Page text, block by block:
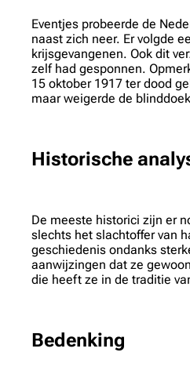
Eventjes probeerde de
naast zich neer. Er volgde
krijsgevangenen. Ook dit
zelf had gesponnen.
15 oktober 1917 ter dood
maar weigerde de
Historische
De meeste historici zijn er
slechts het slachtoffer van
geschiedenis ondanks
aanwijzingen dat ze
die heeft ze in de traditie
Bedenking